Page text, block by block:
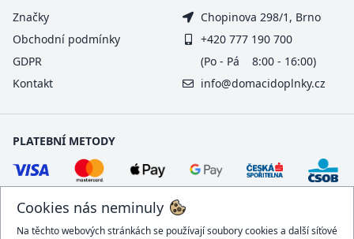
Cookies nás neminuly
Na těchto webových stránkách se používají soubory cookies a další síťové
Značky
Obchodní podmínky
GDPR
Kontakt
Chopinova 298/1, Brno
+420 777 190 700
(Po - Pá 8:00 - 16:00)
info@domacidoplnky.cz
PLATEBNÍ METODY